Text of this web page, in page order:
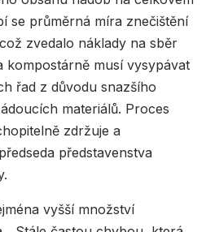
se průměrná míra znečištění
zvedalo náklady na sběr
kompostárně musí vysypávat
řad z důvodu snazšího
materiálů. Proces
zdržuje a
představenstva
vyšší množství